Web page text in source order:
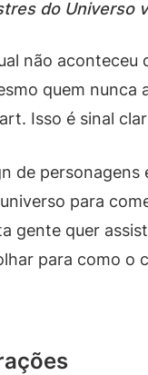
do Universo
não aconteceu
quem nunca
Isso é sinal
de
para
gente quer
para como o